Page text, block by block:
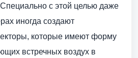
с этой целью даже
иногда создают
которые имеют форму
встречных воздух в